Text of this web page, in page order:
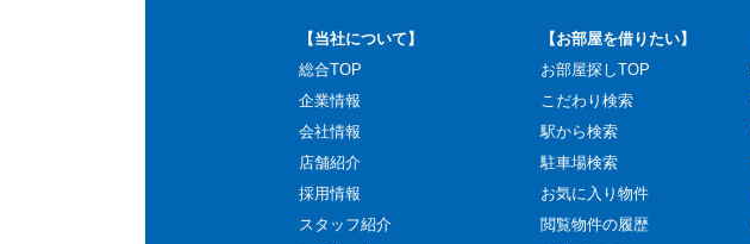
【当社について】
総合TOP
企業情報
会社情報
店舗紹介
採用情報
スタッフ紹介
【お部屋を借りたい】
お部屋探しTOP
こだわり検索
駅から検索
駐車場検索
お気に入り物件
閲覧物件の履歴